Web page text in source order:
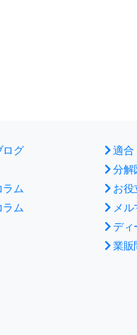
ログ
ラム
ラム
適合
分解
お役
メル
ディ
業販